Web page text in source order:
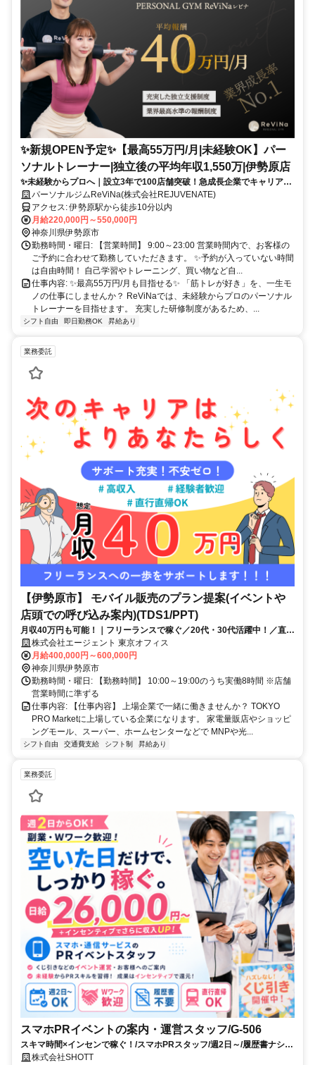
✨️新規OPEN予定✨️【最高55万円/月|未経験OK】パー
ソナルトレーナー|独立後の平均年収1,550万|伊勢原店
✨未経験からプロへ｜設立3年で100店舗突破！急成長企業でキャリアア
ップパーソナルジムReViNa(株式会社REJUVENATE)
アクセス: 伊勢原駅から徒歩10分以内
月給220,000円～550,000円
神奈川県伊勢原市
勤務時間・曜日: 【営業時間】 9:00～23:00 営業時間内で、お客様の
ご予約に合わせて勤務していただきます。 ✨予約が入っていない時間
は自由時間！ 自己学習やトレーニング、買い物など自...
仕事内容: ✨最高55万円/月も目指せる✨ 「筋トレが好き」を、一生モ
ノの仕事にしませんか？ ReViNaでは、未経験からプロのパーソナル
トレーナーを目指せます。 充実した研修制度があるため、...
シフト自由 即日勤務OK 昇給あり
業務委託
【伊勢原市】 モバイル販売のプラン提案(イベントや
店頭での呼び込み案内)(TDS1/PPT)
月収40万円も可能！｜フリーランスで稼ぐ／20代・30代活躍中！／直行
直帰OK！／経験者歓迎！／年収500万以上の方も！
株式会社エージェント 東京オフィス
月給400,000円～600,000円
神奈川県伊勢原市
勤務時間・曜日: 【勤務時間】 10:00～19:00のうち実働8時間 ※店舗
営業時間に準ずる
仕事内容: 【仕事内容】 上場企業で一緒に働きませんか？ TOKYO
PRO Marketに上場している企業になります。 家電量販店やショッピ
ングモール、スーパー、ホームセンターなどで MNPや光...
シフト自由 交通費支給 シフト制 昇給あり
業務委託
スマホPRイベントの案内・運営スタッフ/G-506
スキマ時間×インセンで稼ぐ！/スマホPRスタッフ/週2日～/履歴書ナシ面
接OK株式会社SHOTT